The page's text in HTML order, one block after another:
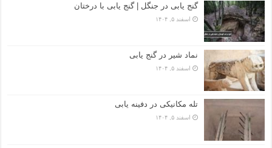
گنج یابی در جنگل | گنج یابی با درختان
اسفند ۵, ۱۴۰۴
نماد شیر در گنج یابی
اسفند ۵, ۱۴۰۴
تله مکانیکی در دفینه یابی
اسفند ۵, ۱۴۰۴